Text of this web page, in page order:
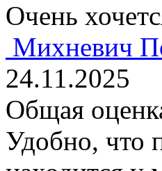
Очень
Михневич
24.11.2025
Общая
Удобно, что